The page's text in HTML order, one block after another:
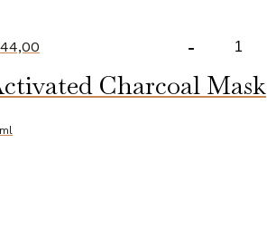
-
Mask
Charcoal Mask